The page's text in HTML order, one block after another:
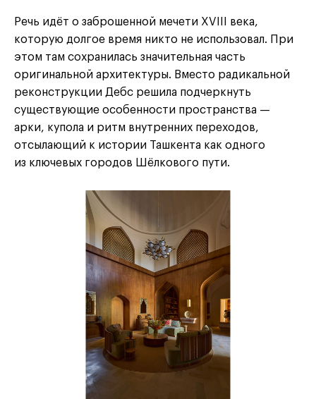
Речь идёт о заброшенной мечети XVIII века,
которую долгое время никто не использовал. При
этом там сохранилась значительная часть
оригинальной архитектуры. Вместо радикальной
реконструкции Дебс решила подчеркнуть
существующие особенности пространства —
арки, купола и ритм внутренних переходов,
отсылающий к истории Ташкента как одного
из ключевых городов Шёлкового пути.